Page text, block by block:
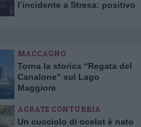
l’incidente a Stresa: positivo
MACCAGNO
Torna la storica “Regata del
Canalone” sul Lago
Maggiore
AGRATE CONTURBIA
Un cucciolo di ocelot è nato